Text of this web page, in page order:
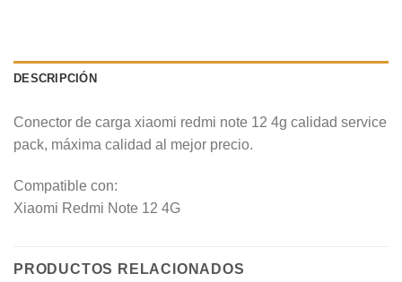
DESCRIPCIÓN
Conector de carga xiaomi redmi note 12 4g calidad service
pack, máxima calidad al mejor precio.
Compatible con:
Xiaomi Redmi Note 12 4G
PRODUCTOS RELACIONADOS